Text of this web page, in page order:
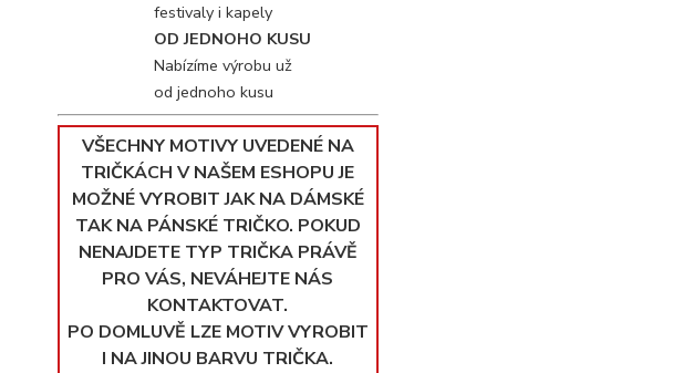
festivaly i kapely
OD JEDNOHO KUSU
Nabízíme výrobu už
od jednoho kusu
VŠECHNY MOTIVY UVEDENÉ NA
TRIČKÁCH V NAŠEM ESHOPU JE
MOŽNÉ VYROBIT JAK NA DÁMSKÉ
TAK NA PÁNSKÉ TRIČKO. POKUD
NENAJDETE TYP TRIČKA PRÁVĚ
PRO VÁS, NEVÁHEJTE NÁS
KONTAKTOVAT.
PO DOMLUVĚ LZE MOTIV VYROBIT
I NA JINOU BARVU TRIČKA.